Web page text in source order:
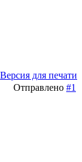
Версия для печати
Отправлено #1